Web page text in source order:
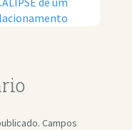
Campos